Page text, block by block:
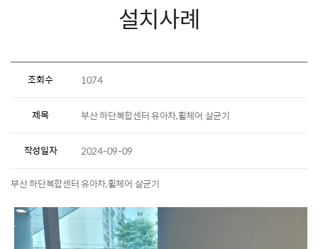
설치사례
조회수 1074
제목 부산 하단복합센터 유아차,휠체어 살균기
작성일자 2024-09-09
부산 하단복합센터 유아차,휠체어 살균기